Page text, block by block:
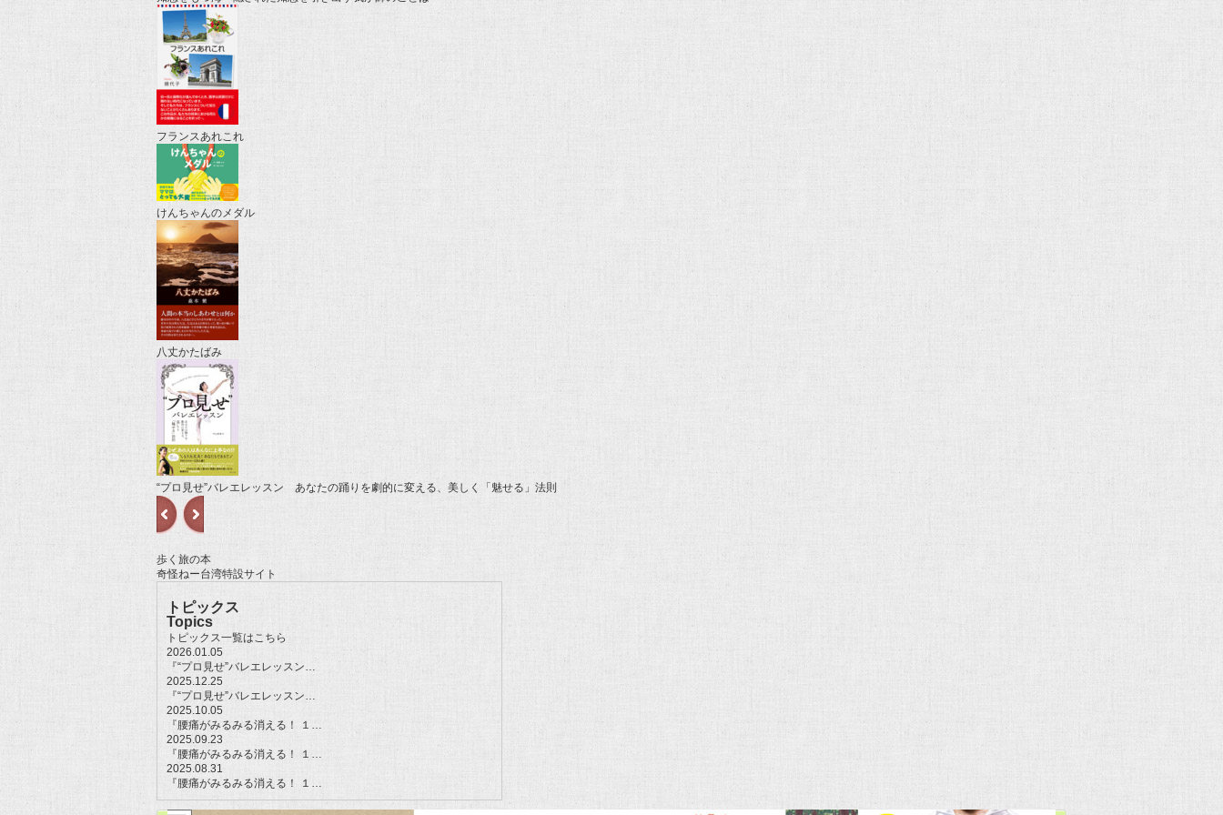
フランスあれこれ
けんちゃんのメダル
八丈かたばみ
“プロ見せ”バレエレッスン あなたの踊りを劇的に変える、美しく「魅せる」法則
歩く旅の本
奇怪ねー台湾特設サイト
トピックス
Topics
トピックス一覧はこちら
2026.01.05
『“プロ見せ”バレエレッスン…
2025.12.25
『“プロ見せ”バレエレッスン…
2025.10.05
『腰痛がみるみる消える！ １…
2025.09.23
『腰痛がみるみる消える！ １…
2025.08.31
『腰痛がみるみる消える！ １…